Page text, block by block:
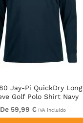
Jay-Pi QuickDry Long
Golf Polo Shirt Navy
Blue
De 59,99 € IVA incluído